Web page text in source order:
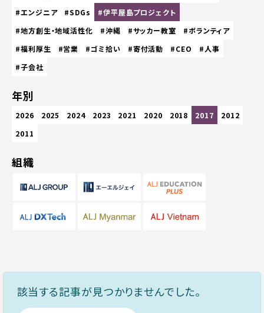
#エンジニア
#SDGs
#伊平屋島プロジェクト
#地方創生・地域活性化
#沖縄 #サッカー教室
#ボランティア
#福利厚生
#営業 #ゴミ拾い #寄付活動 #CEO
#人事
#子会社
年別
2026 2025 2024 2023 2021 2020 2018 2017
2012
2011
組織
該当する記事が見つかりませんでした。